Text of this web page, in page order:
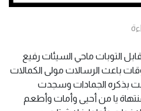
التوبات ماحي السيئات رفيع
باعث الرسالات مولى الكمالات
بذكره الجمادات وسجدت
يا من أحيى وأمات وأطعم